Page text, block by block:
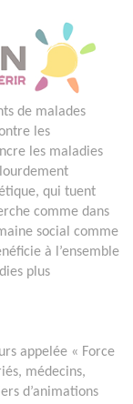
de malades
les
les maladies
qui tuent
comme dans
social comme
à l’ensemble
plus
appelée « Force
médecins,
d’animations